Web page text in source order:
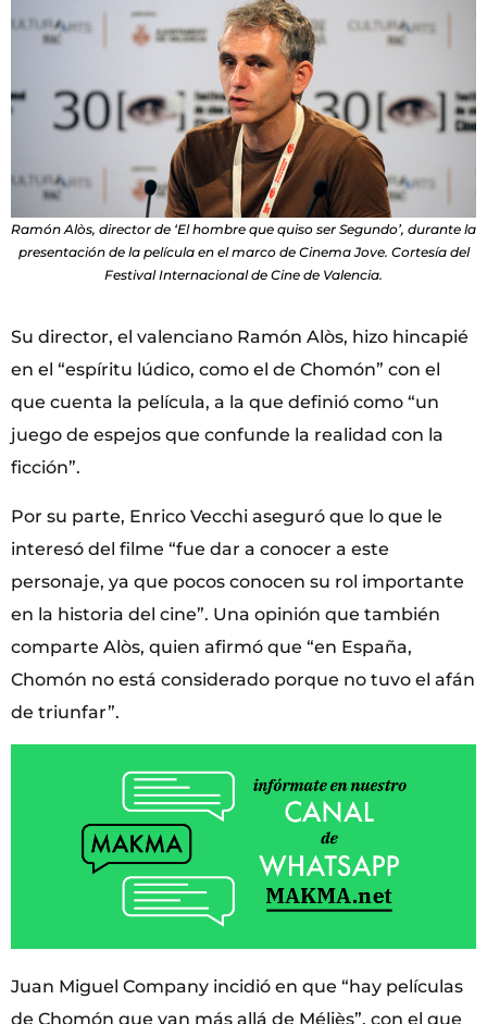
Ramón Alòs, director de ‘El hombre que quiso ser Segundo’, durante la
presentación de la película en el marco de Cinema Jove. Cortesía del
Festival Internacional de Cine de Valencia.
Su director, el valenciano Ramón Alòs, hizo hincapié
en el “espíritu lúdico, como el de Chomón” con el
que cuenta la película, a la que definió como “un
juego de espejos que confunde la realidad con la
ficción”.
Por su parte, Enrico Vecchi aseguró que lo que le
interesó del filme “fue dar a conocer a este
personaje, ya que pocos conocen su rol importante
en la historia del cine”. Una opinión que también
comparte Alòs, quien afirmó que “en España,
Chomón no está considerado porque no tuvo el afán
de triunfar”.
Juan Miguel Company incidió en que “hay películas
de Chomón que van más allá de Méliès”, con el que